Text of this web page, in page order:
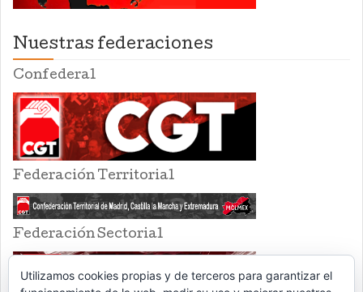
Nuestras federaciones
Confederal
Federación Territorial
Federación Sectorial
Utilizamos cookies propias y de terceros para garantizar el